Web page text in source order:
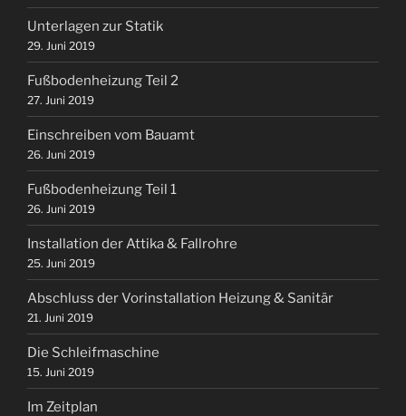
Unterlagen zur Statik
29. Juni 2019
Fußbodenheizung Teil 2
27. Juni 2019
Einschreiben vom Bauamt
26. Juni 2019
Fußbodenheizung Teil 1
26. Juni 2019
Installation der Attika & Fallrohre
25. Juni 2019
Abschluss der Vorinstallation Heizung & Sanitär
21. Juni 2019
Die Schleifmaschine
15. Juni 2019
Im Zeitplan